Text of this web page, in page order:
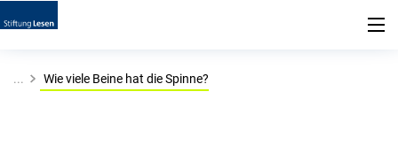
... Wie viele Beine hat die Spinne?